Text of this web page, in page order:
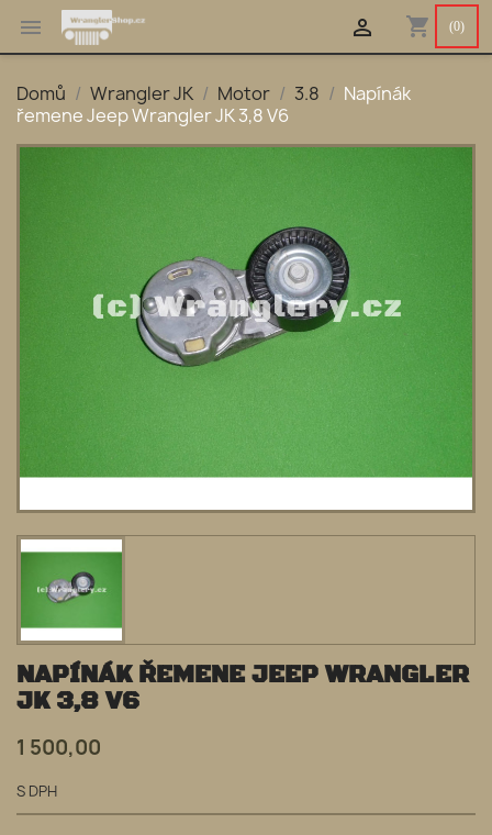
 shopping_cart (0)

Domů Wrangler JK Motor 3.8
Napínák
řemene Jeep Wrangler JK 3,8 V6
NAPÍNÁK ŘEMENE JEEP WRANGLER
JK 3,8 V6
1 500,00
S DPH